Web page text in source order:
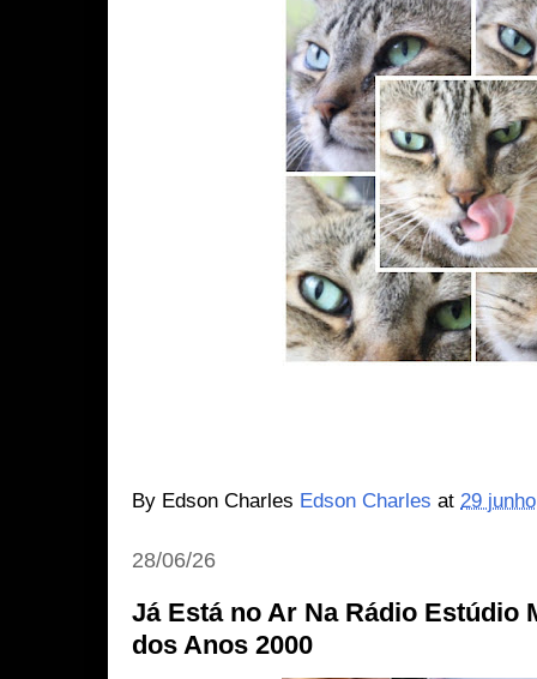
By Edson Charles Edson Charles at 29 junho
28/06/26
Já Está no Ar Na Rádio Estúdio
dos Anos 2000